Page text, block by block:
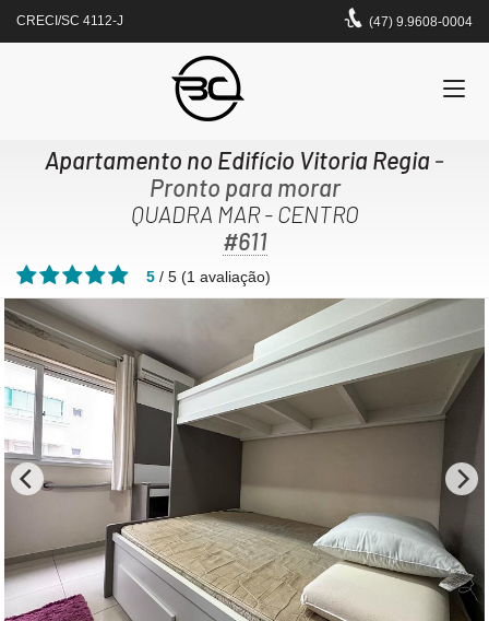
CRECI/SC 4112-J (47) 9.9608-0004
Apartamento no Edifício Vitoria Regia-
Pronto para morar
QUADRA MAR - CENTRO
#611
5 / 5 (1 avaliação)